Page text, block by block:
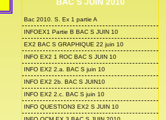
Bac 2010. S. Ex 1 partie A
INFOEX1 Partie B BAC S JUIN 10
EX2 BAC S GRAPHIQUE 22 juin 10
INFO EX2 1 ROC BAC S JUIN 10
INFO EX2 2.a. BAC S juin 10
INFO EX2 2b. BAC S JUIN10
INFO EX2 2.c. BAC S juin 10
INFO QUESTION3 EX2 S JUIN 10